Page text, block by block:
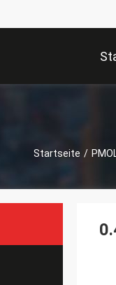
Startseite /